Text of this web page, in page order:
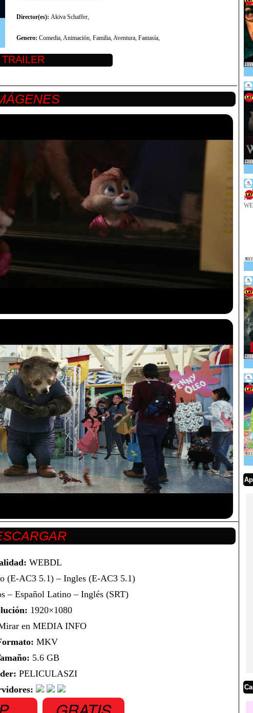
Director(es): Akiva Schaffer,
Genero: Comedia, Animación, Familia, Aventura, Fantasía,
WEBDL
(E-AC3 5.1) – Ingles (E-AC3 5.1)
– Español Latino – Inglés (SRT)
1920×1080
en MEDIA INFO
MKV
5.6 GB
PELICULASZI